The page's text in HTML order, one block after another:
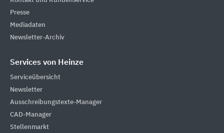
Presse
Mediadaten
Newsletter-Archiv
Services von Heinze
Serviceübersicht
Newsletter
Ausschreibungstexte-Manager
CAD-Manager
Stellenmarkt